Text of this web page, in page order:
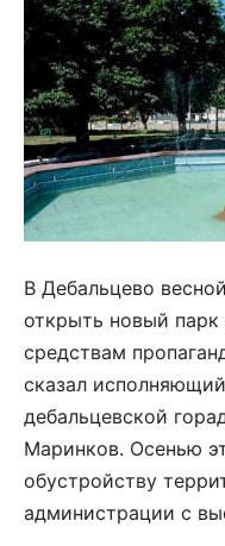
В Дебальцево
открыть новый
средствам
сказал
дебальцевской
Маринков. Осенью
обустройству
администрации с